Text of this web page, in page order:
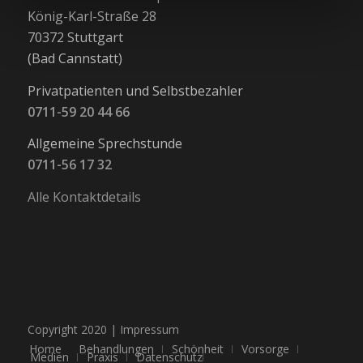
König-Karl-Straße 28
70372 Stuttgart
(Bad Cannstatt)
Privatpatienten und Selbstbezahler
0711-59 20 44 66
Allgemeine Sprechstunde
0711-56 17 32
Alle Kontaktdetails
Copyright 2020 | Impressum
Home
Behandlungen Schönheit Vorsorge
Medien Praxis Datenschutz